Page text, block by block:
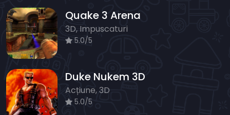
Quake 3 Arena
3D, Impuscaturi
5.0/5
Duke Nukem 3D
Acțiune, 3D
5.0/5